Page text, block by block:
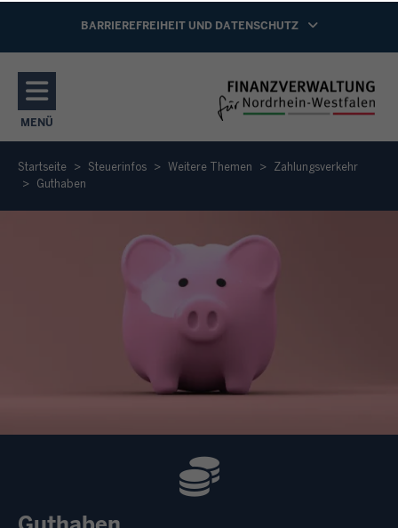
Direkt zum Inhalt
NAVIGATION AKTIVIEREN/DEAKTIVIEREN:
BARRIEREFREIHEIT UND DATENSCHUTZ
MENÜ
NAVIGATION AKTIVIEREN/DEAKTIVIEREN: HAUPTMENÜ
Startseite Steuerinfos Weitere Themen
Zahlungsverkehr
Guthaben